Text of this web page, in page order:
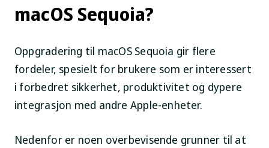
macOS Sequoia?
Oppgradering til macOS Sequoia gir flere
fordeler, spesielt for brukere som er interessert
i forbedret sikkerhet, produktivitet og dypere
integrasjon med andre Apple-enheter.
Nedenfor er noen overbevisende grunner til at